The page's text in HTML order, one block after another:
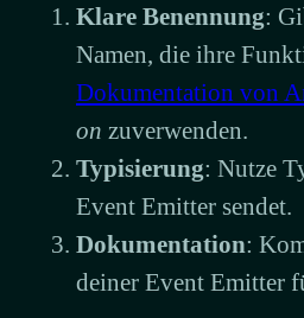
Klare Benennung:
Namen, die ihre
Dokumentation von
on zuverwenden.
Typisierung: Nutze
Event Emitter sendet.
Dokumentation:
deiner Event Emitter